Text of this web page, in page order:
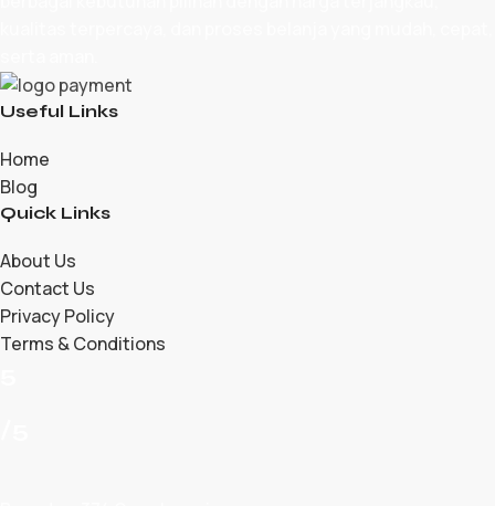
Useful Links
Home
Blog
Quick Links
About Us
Contact Us
Privacy Policy
Terms & Conditions